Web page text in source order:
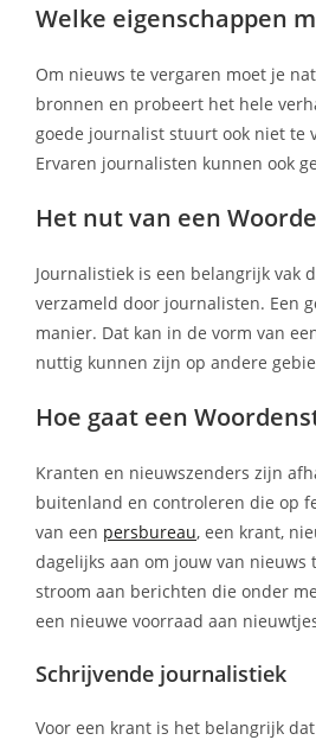
Welke eigenschappen
Om nieuws te vergaren moet je
bronnen en probeert het hele
goede journalist stuurt ook niet te
Ervaren journalisten kunnen ook
Het nut van een
Journalistiek is een belangrijk vak
verzameld door journalisten. Een
manier. Dat kan in de vorm van
nuttig kunnen zijn op andere
Hoe gaat een
Kranten en nieuwszenders zijn
buitenland en controleren die op
van een persbureau, een krant,
dagelijks aan om jouw van nieuws
stroom aan berichten die onder
een nieuwe voorraad aan
Schrijvende journalistiek
Voor een krant is het belangrijk